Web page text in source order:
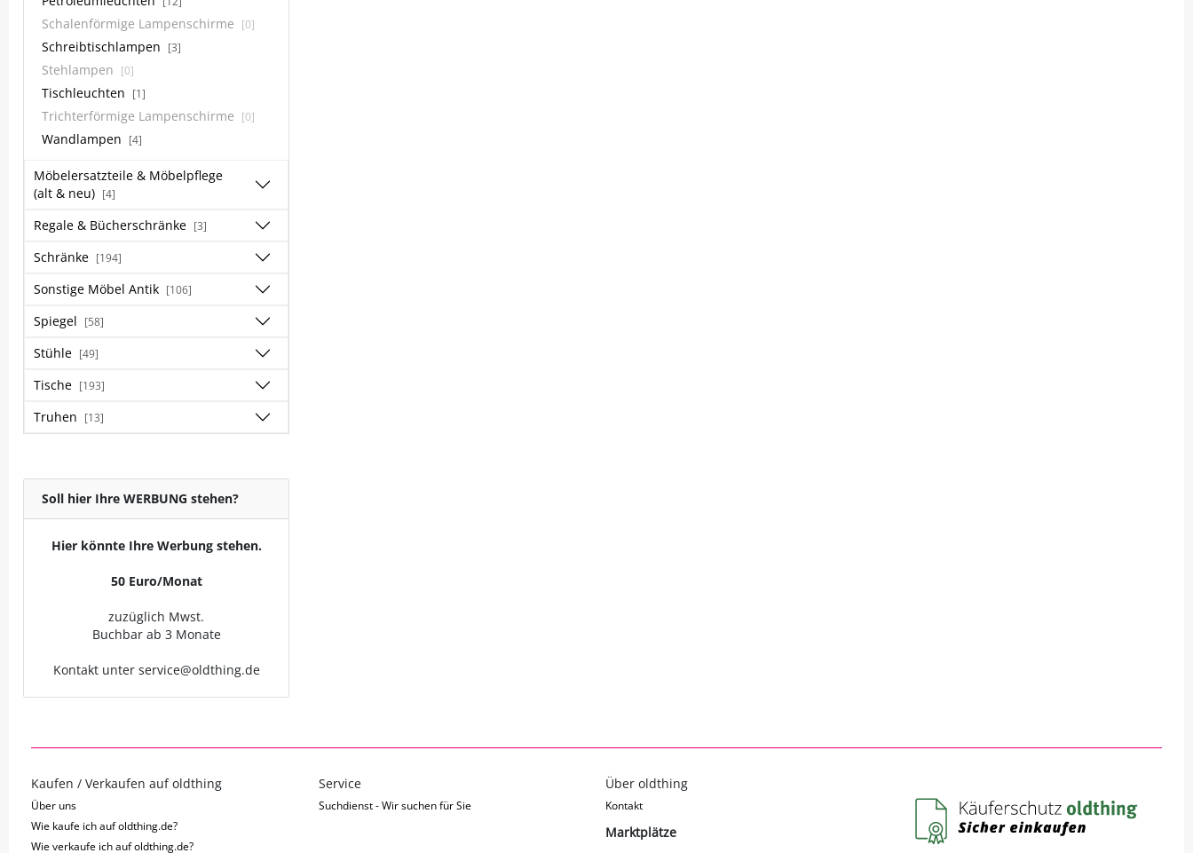
Schalenförmige Lampenschirme [0]
Schreibtischlampen [3]
Stehlampen [0]
Tischleuchten [1]
Trichterförmige Lampenschirme [0]
Wandlampen [4]
Möbelersatzteile & Möbelpflege
(alt & neu) [4]
Regale & Bücherschränke [3]
Schränke [194]
Sonstige Möbel Antik [106]
Spiegel [58]
Stühle [49]
Tische [193]
Truhen [13]
Soll hier Ihre WERBUNG stehen?
Hier könnte Ihre Werbung stehen.
50 Euro/Monat
zuzüglich Mwst.
Buchbar ab 3 Monate
Kontakt unter service@oldthing.de
Kaufen / Verkaufen auf oldthing
Über uns
Wie kaufe ich auf oldthing.de?
Wie verkaufe ich auf oldthing.de?
Service
Suchdienst - Wir suchen für Sie
Über oldthing
Kontakt
Marktplätze